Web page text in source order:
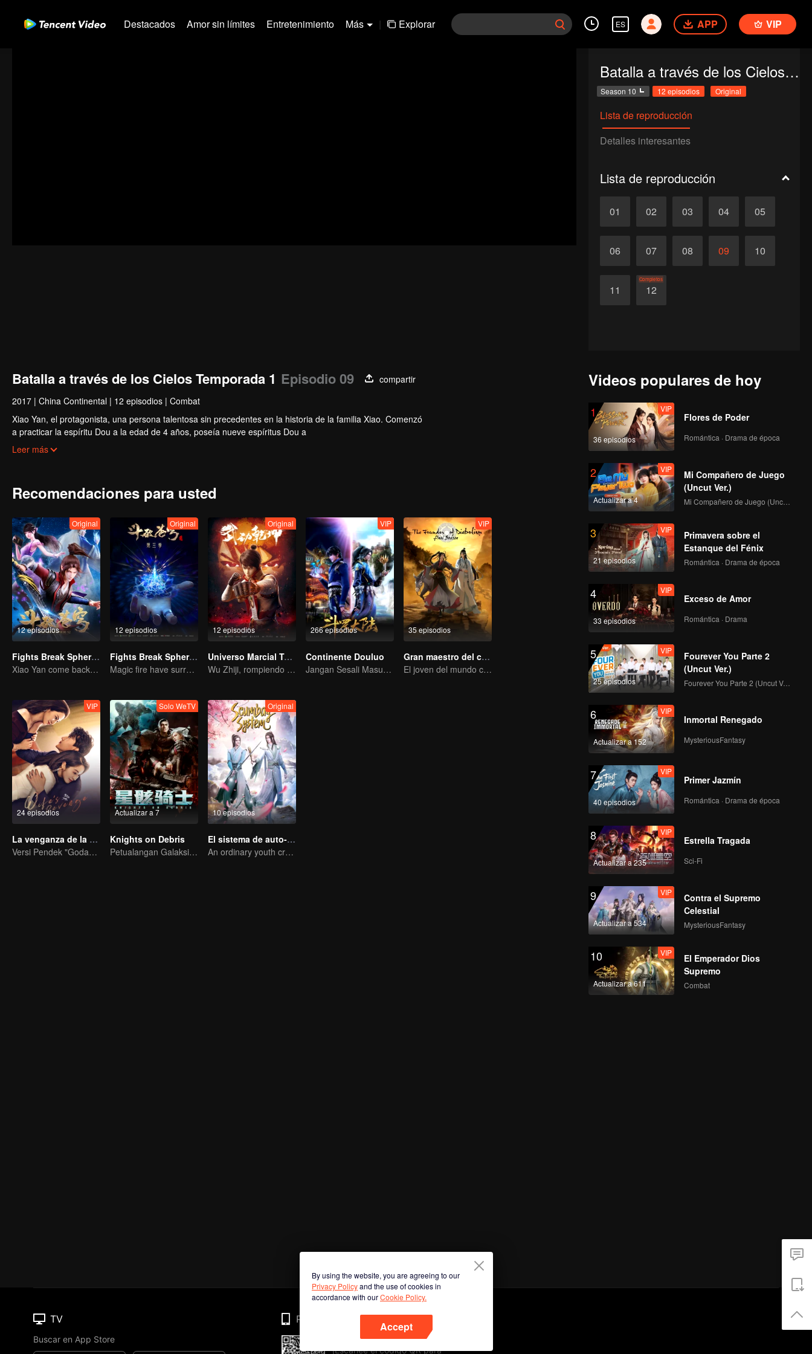
Destacados Amor sin límites Entretenimiento Más | Explorar ES APP VIP
Batalla a través de los Cielos Temporada 1
Season 10 12 episodios Original
Lista de reproducción
Detalles interesantes
Lista de reproducción
01 02 03 04 05
06 07 08 09 10
11 12
Completos
Batalla a través de los Cielos Temporada 1 Episodio 09
compartir
2017 | China Continental | 12 episodios | Combat
Xiao Yan, el protagonista, una persona talentosa sin precedentes en la historia de la familia Xiao. Comenzó
a practicar la espíritu Dou a la edad de 4 años, poseía nueve espíritus Dou a
la edad de 10, superó la etapa de diez espíritus Dou a la edad de 11 y se
con frialdad, la gente lo desprecian, y el compromiso de matrimonio fue
Justo cuando estaba a punto de desesperarse, un fantasma apareció en el anillo de su mano, ¡y una puerta nueva se abrió frente a él! Xiao Yan
volvió
a convertirse en líder más joven de la generación de la familia y todos lo
admiraban, pero no estaba satisfecho con eso. Por la vergüenza que trajo la
renuncia de matrimonio de Yixue, Xiao Yan llegó a las Montañas de Demonios y,
con la ayuda de Yao Lao, siguió mejorando aún más su nivel de cultivo...
Leer más
Recomendaciones para usted
12 episodios
Original
Fights Break Sphere S2
Xiao Yan come back! Everything is shifting once again ！
12 episodios
Original
Fights Break Sphere S3
Magic fire have surrendered! Xiao Yan mastered the fighting skill——Buddha anger Lotus!
12 episodios
Original
Universo Marcial Temporada 1
Wu Zhiji, rompiendo el cielo, moviendo el firmamento y la tierra.
266 episodios
VIP
Continente Douluo
Jangan Sesali Masuk Gerbang Tang di Kehidupan Ini
35 episodios
VIP
Gran maestro del cultivo demoníaco
El joven del mundo celestial erradica males por el pueblo
24 episodios
VIP
La venganza de la esposa
Versi Pendek "Godaan Pulang"
Actualizar a 7
Solo WeTV
Knights on Debris
Petualangan Galaksi, Pertempuran Berdarah di Puing-Puing!
10 episodios
Original
El sistema de auto-salvación del villano escoria
An ordinary youth crossing as a villain into the book and abusing the hero!
Videos populares de hoy
1
36 episodios
VIP
Flores de Poder
Romántica · Drama de época
2
Actualizar a 4
VIP
Mi Compañero de Juego
(Uncut Ver.)
Mi Compañero de Juego (Uncut Ver.)
3
21 episodios
VIP
Primavera sobre el
Estanque del Fénix
Romántica · Drama de época
4
33 episodios
VIP
Exceso de Amor
Romántica · Drama
5
25 episodios
VIP
Fourever You Parte 2
(Uncut Ver.)
Fourever You Parte 2 (Uncut Ver.)
6
Actualizar a 152
VIP
Inmortal Renegado
MysteriousFantasy
7
40 episodios
VIP
Primer Jazmín
Romántica · Drama de época
8
Actualizar a 235
VIP
Estrella Tragada
Sci-Fi
9
Actualizar a 534
VIP
Contra el Supremo
Celestial
MysteriousFantasy
10
Actualizar a 611
VIP
El Emperador Dios
Supremo
Combat
By using the website, you are agreeing to our
Privacy Policyand the use of cookies in
accordance with ourCookie Policy.
Accept
TV
Buscar en App Store
Phone
¡Escanee el código QR para